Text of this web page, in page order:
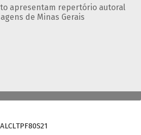
apresentam repertório autoral
de Minas Gerais